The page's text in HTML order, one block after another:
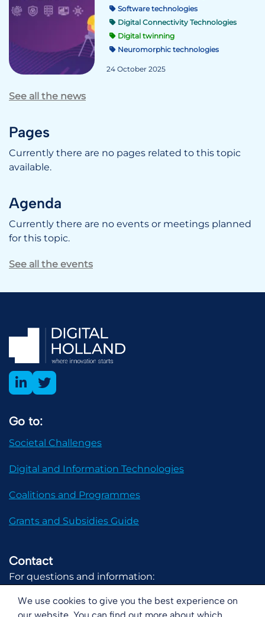
We use cookies to give you the best experience on
Software technologies
Digital Connectivity Technologies
Digital twinning
Neuromorphic technologies
24 October 2025
See all the news
Pages
Currently there are no pages related to this topic
available.
Agenda
Currently there are no events or meetings planned
for this topic.
See all the events
Go to:
Societal Challenges
Digital and Information Technologies
Coalitions and Programmes
Grants and Subsidies Guide
Contact
For questions and information: